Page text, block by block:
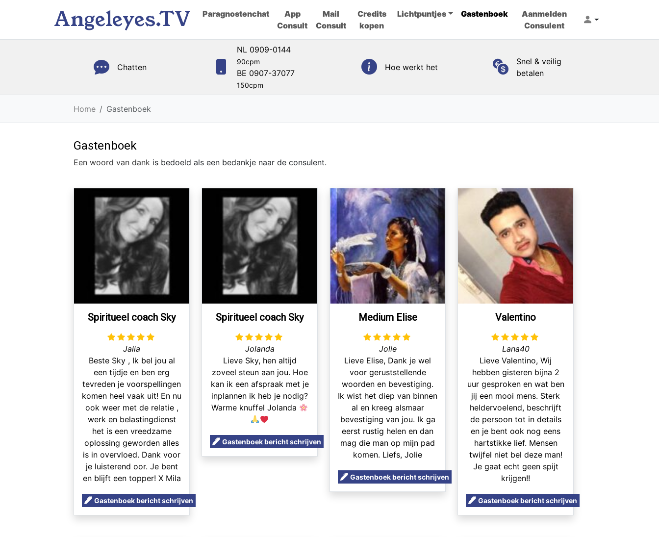
Angeleyes.TV Paragnostenchat
App
Consult
Mail
Consult
Credits
kopen
Lichtpuntjes Gastenboek
Aanmelden
Consulent
Chatten
NL 0909-0144
90cpm
BE 0907-37077
150cpm
Hoe werkt het
Snel & veilig
betalen
Home Gastenboek
Gastenboek
Een woord van dank is bedoeld als een bedankje naar de consulent.
Spiritueel coach Sky
Jalia
Beste Sky , Ik bel jou al
een tijdje en ben erg
tevreden je voorspellingen
komen heel vaak uit! En nu
ook weer met de relatie ,
werk en belastingdienst
het is een vreedzame
oplossing geworden alles
is in overvloed. Dank voor
je luisterend oor. Je bent
en blijft een topper! X Mila
Gastenboek bericht schrijven
Spiritueel coach Sky
Jolanda
Lieve Sky, hen altijd
zoveel steun aan jou. Hoe
kan ik een afspraak met je
inplannen ik heb je nodig?
Warme knuffel Jolanda
Gastenboek bericht schrijven
Medium Elise
Jolie
Lieve Elise, Dank je wel
voor geruststellende
woorden en bevestiging.
Ik wist het diep van binnen
al en kreeg alsmaar
bevestiging van jou. Ik ga
eerst rustig helen en dan
mag die man op mijn pad
komen. Liefs, Jolie
Gastenboek bericht schrijven
Valentino
Lana40
Lieve Valentino, Wij
hebben gisteren bijna 2
uur gesproken en wat ben
jij een mooi mens. Sterk
heldervoelend, beschrijft
de persoon tot in details
en je bent ook nog eens
hartstikke lief. Mensen
twijfel niet bel deze man!
Je gaat echt geen spijt
krijgen!!
Gastenboek bericht schrijven